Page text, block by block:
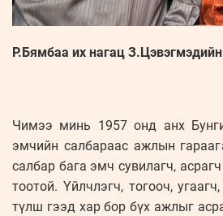
Р.Бямбаа их нагац
Чимээ минь 1957 онд анх
эмчийн салбараас ажлын
салбар бага эмч сувилагч,
тоотой. Үйлчлэгч, тогооч,
түлш гээд хар бор бүх ажлыг